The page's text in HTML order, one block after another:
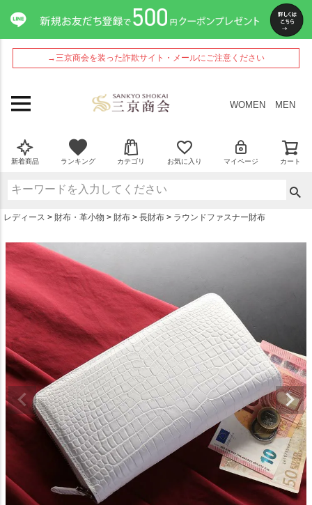
→三京商会を装った詐欺サイト・メールにご注意ください
WOMEN MEN
新着商品 ランキング カテゴリ お気に入り マイページ カート
レディース 財布・革小物 財布 長財布 ラウンドファスナー財布
ペー
ジト
ップ
へ